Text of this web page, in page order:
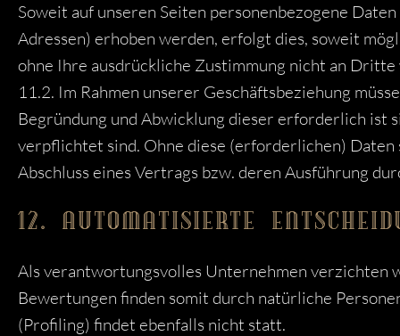
Soweit auf unseren Seiten personenbezogene
Adressen) erhoben werden, erfolgt dies, soweit
ohne Ihre ausdrückliche Zustimmung nicht an
11.2. Im Rahmen unserer Geschäftsbeziehung
Begründung und Abwicklung dieser erforderlich ist
verpflichtet sind. Ohne diese (erforderlichen)
Abschluss eines Vertrags bzw. deren Ausführung
12. AUTOMATISIERTE
Als verantwortungsvolles Unternehmen verzichten
Bewertungen finden somit durch natürliche
(Profiling) findet ebenfalls nicht statt.